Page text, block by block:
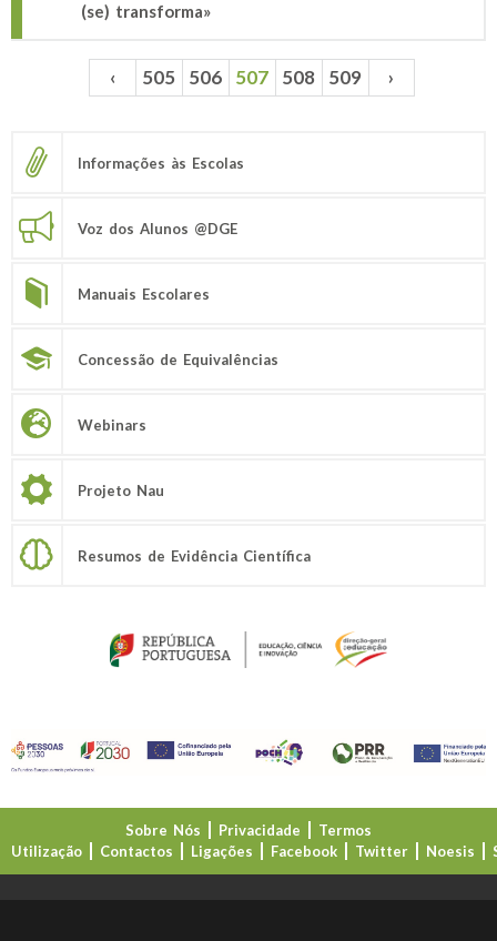
(se) transforma»
Páginas ‹ 505 506 507 508 509 ›
Informações às Escolas
Voz dos Alunos @DGE
Manuais Escolares
Concessão de Equivalências
Webinars
Projeto Nau
Resumos de Evidência Científica
Sobre Nós Privacidade
Termos
Utilização
Contactos Ligações Facebook Twitter Noesis